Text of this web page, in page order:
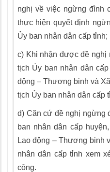
nghị về việc ngừng đình
thực hiện quyết định
Ủy ban nhân dân cấp tỉnh;
c) Khi nhận được đề nghị
tịch Ủy ban nhân dân
động – Thương binh và Xã
tịch Ủy ban nhân dân cấp
d) Căn cứ đề nghị ngừng
ban nhân dân cấp
Lao động –Thương binh
nhân dân cấp tỉnh xem
công.